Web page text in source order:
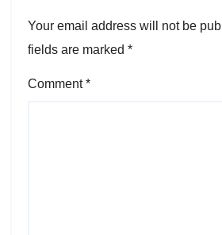
Your email address will not be
fields are marked *
Comment*